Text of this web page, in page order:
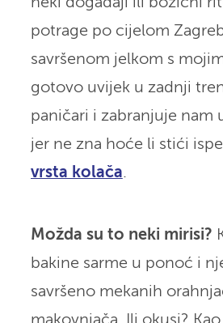
potrage po cijelom
savršenom jelkom s
gotovo uvijek u zadnji
paničari i zabranjuje nam
jer ne zna hoće li stići
vrsta kolača.
Možda su to neki mirisi?
bakine sarme u ponoć i
savršeno mekanih
makovnjača. Ili okusi?